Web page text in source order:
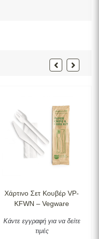
Χάρτινο Σετ Κουβέρ VP-
KFWN – Vegware
Κάντε εγγραφή για να δείτε
τιμές